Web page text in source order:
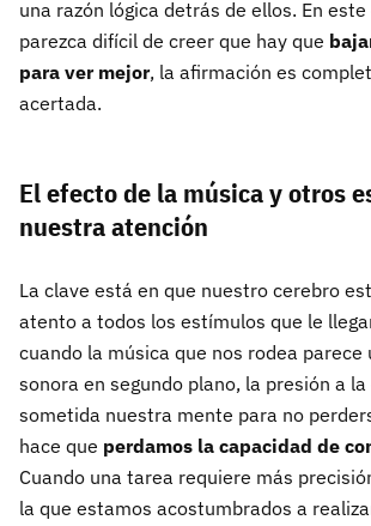
una razón lógica detrás de ellos. En
parezca difícil de creer que hay que
para ver mejor, la afirmación es
acertada.
El efecto de la música y otros
nuestra atención
La clave está en que nuestro cerebro
atento a todos los estímulos que le
cuando la música que nos rodea parece
sonora en segundo plano, la presión a la
sometida nuestra mente para no
hace que perdamos la capacidad de
Cuando una tarea requiere más
la que estamos acostumbrados a